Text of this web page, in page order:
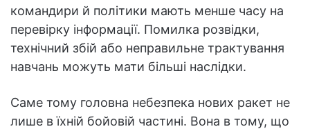
командири й політики мають менше часу на
перевірку інформації. Помилка розвідки,
технічний збій або неправильне трактування
навчань можуть мати більші наслідки.
Саме тому головна небезпека нових ракет не
лише в їхній бойовій частині. Вона в тому, що